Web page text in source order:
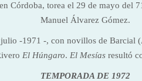
Córdoba, torea el 29 de mayo del
Manuel Álvarez Gómez.
-1971 -, con novillos de Barcial
El Húngaro. El Mesías resultó
TEMPORADA DE 1972